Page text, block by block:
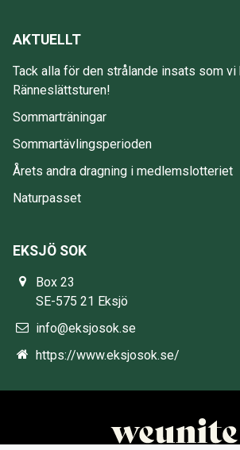
AKTUELLT
Tack alla för den strålande insats som vi
Ränneslättsturen!
Sommarträningar
Sommartävlingsperioden
Årets andra dragning i medlemslotteriet
Naturpasset
EKSJÖ SOK
Box 23
SE-575 21 Eksjö
info@eksjosok.se
https://www.eksjosok.se/